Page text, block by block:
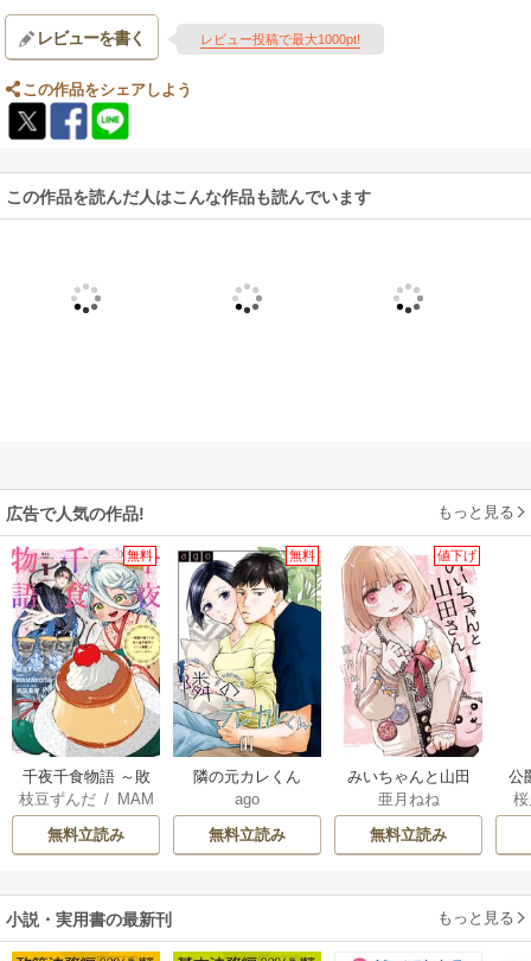
レビューを書く レビュー投稿で最大1000pt!
この作品をシェアしよう
この作品を読んだ人はこんな作品も読んでいます
広告で人気の作品! もっと見る
無料
千夜千食物語 ～敗
国の姫ですが氷の
皇子殿下がどうも
溺愛してくれてい
枝豆ずんだ/ MAM
AKOTO
/ 鴉羽凛燈
無料立読み
無料
隣の元カレくん
ago
無料立読み
値下げ
みいちゃんと山田
さん
亜月ねね
無料立読み
公
は
小説・実用書の最新刊 もっと見る